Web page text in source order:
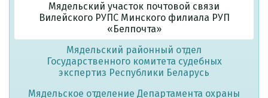
Мядельский участок почтовой связи
Вилейского РУПС Минского филиала РУП
«Белпочта»
Мядельский районный отдел
Государственного комитета судебных
экспертиз Республики Беларусь
Мядельское отделение Департамента охраны